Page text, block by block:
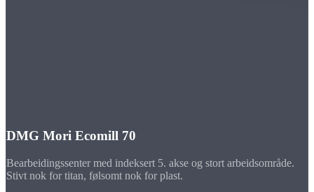
DMG Mori Ecomill 70
Bearbeidingssenter med indeksert 5. akse og stort arbeidsområde.
Stivt nok for titan, følsomt nok for plast.